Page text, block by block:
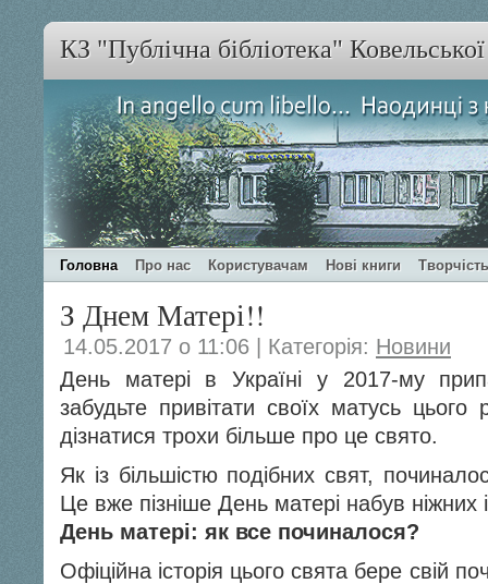
КЗ "Публічна бібліотека"
Головна Про нас Користувачам Нові книги
З Днем Матері!!
14.05.2017 о 11:06 | Категорія: Новини
День матері в Україні у 2017-му
забудьте привітати своїх матусь
дізнатися трохи більше про це свято.
Як із більшістю подібних свят,
Це вже пізніше День матері набув ніжних
День матері: як все починалося?
Офіційна історія цього свята бере свій